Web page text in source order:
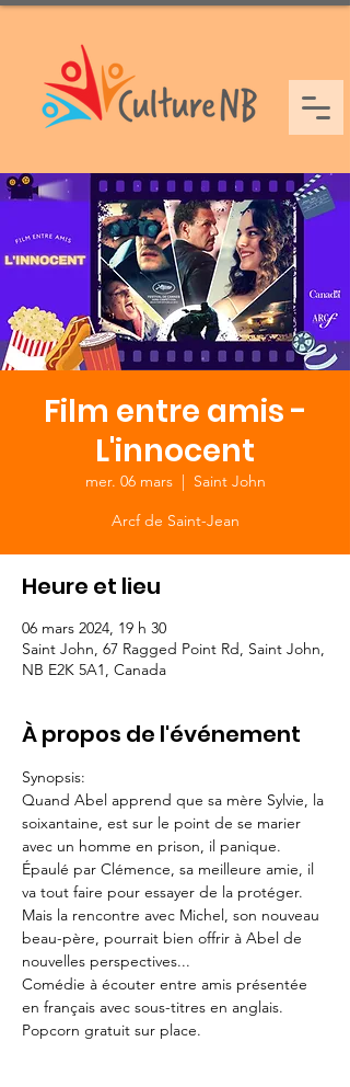
Film entre amis -
L'innocent
mer. 06 mars
  |
Saint John
Arcf de Saint-Jean
Heure et lieu
06 mars 2024, 19 h 30
Saint John, 67 Ragged Point Rd, Saint John,
NB E2K 5A1, Canada
À propos de l'événement
Synopsis:
Quand Abel apprend que sa mère Sylvie, la
soixantaine, est sur le point de se marier
avec un homme en prison, il panique.
Épaulé par Clémence, sa meilleure amie, il
va tout faire pour essayer de la protéger.
Mais la rencontre avec Michel, son nouveau
beau-père, pourrait bien offrir à Abel de
nouvelles perspectives...
Comédie à écouter entre amis présentée
en français avec sous-titres en anglais.
Popcorn gratuit sur place.